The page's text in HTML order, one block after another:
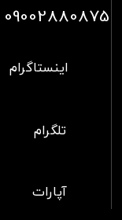
09002880875
آپارات
تلگرام
اینستاگرام